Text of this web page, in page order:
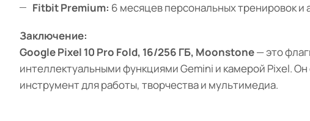
Fitbit Premium: 6 месяцев персональных тренировок и
Заключение:
Google Pixel 10 Pro Fold, 16/256 ГБ, Moonstone— это
интеллектуальными функциями Gemini и камерой Pixel.
инструмент для работы, творчества и мультимедиа.